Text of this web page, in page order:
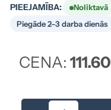
PIEEJAMĪBA:
Noliktavā
Piegāde 2–3 darba dienās
CENA:111.60